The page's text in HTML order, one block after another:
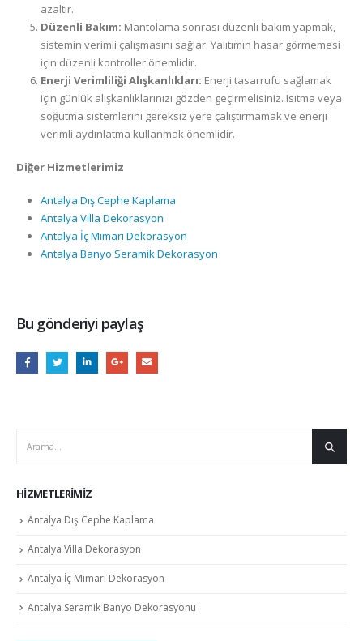
azaltır.
Düzenli Bakım: Mantolama sonrası düzenli bakım yapmak,
sistemin verimli çalışmasını sağlar. Yalıtımın hasar görmemesi
için düzenli kontroller önemlidir.
Enerji Verimliliği Alışkanlıkları: Enerji tasarrufu sağlamak
için günlük alışkanlıklarınızı gözden geçirmelisiniz. Isıtma veya
soğutma sistemlerini gereksiz yere çalıştırmamak ve enerji
verimli aydınlatma kullanmak önemlidir.
Diğer Hizmetlerimiz
Antalya Dış Cephe Kaplama
Antalya Villa Dekorasyon
Antalya İç Mimari Dekorasyon
Antalya Banyo Seramik Dekorasyon
Bu gönderiyi paylaş
HIZMETLERIMIZ
Antalya Dış Cephe Kaplama
Antalya Villa Dekorasyon
Antalya İç Mimari Dekorasyon
Antalya Seramik Banyo Dekorasyonu